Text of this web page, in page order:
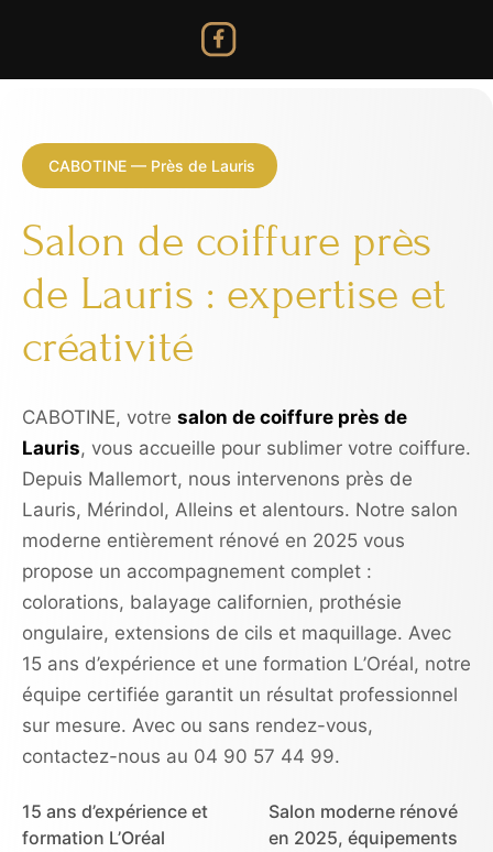
CABOTINE — Près de Lauris
Salon de coiffure près
de Lauris : expertise et
créativité
CABOTINE, votre salon de coiffure près de
Lauris, vous accueille pour sublimer votre coiffure.
Depuis Mallemort, nous intervenons près de
Lauris, Mérindol, Alleins et alentours. Notre salon
moderne entièrement rénové en 2025 vous
propose un accompagnement complet :
colorations, balayage californien, prothésie
ongulaire, extensions de cils et maquillage. Avec
15 ans d’expérience et une formation L’Oréal, notre
équipe certifiée garantit un résultat professionnel
sur mesure. Avec ou sans rendez-vous,
contactez-nous au 04 90 57 44 99.
15 ans d’expérience et
formation L’Oréal
Salon moderne rénové
en 2025, équipements